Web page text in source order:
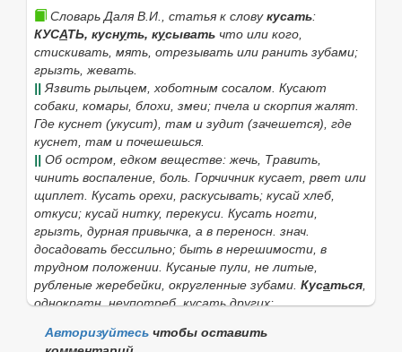
Найти
Словарь Даля В.И., статья к словукусать:
КУСАТЬ, куснуть, кусывать что или кого,
стискивать, мять, отрезывать или ранить зубами;
грызть, жевать.
||Язвить рыльцем, хоботным сосалом. Кусают
собаки, комары, блохи, змеи; пчела и скорпия жалят.
Где куснет (укусит), там и зудит (зачешется), где
куснет, там и почешешься.
|| Об остром, едком веществе: жечь, Травить,
чинить воспаление, боль. Горчичник кусает, рвет или
щиплет. Кусать орехи, раскусывать; кусай хлеб,
откуси; кусай нитку, перекуси. Кусать ногти,
грызть, дурная привычка, а в переносн. знач.
досадовать бессильно; быть в нерешимости, в
трудном положении. Кусаные пули, не литые,
рубленые жеребейки, округленные зубами. Кусаться,
однократн. неупотреб. кусать других;
кусать людей и животных, язвить, по природе
Авторизуйтесь чтобы оставить